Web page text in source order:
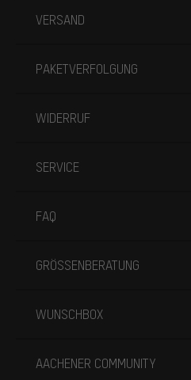
VERSAND
PAKETVERFOLGUNG
WIDERRUF
SERVICE
FAQ
GRÖSSENBERATUNG
WUNSCHBOX
AACHENER COMMUNITY